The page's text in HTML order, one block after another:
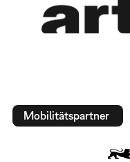
Mobilitätspartner